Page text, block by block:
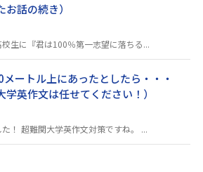
話の続き）
生に『君は100％第一志望に落ちる...
ートル上にあったとしたら・・・
学英作文は任せてください！）
！ 超難関大学英作文対策ですね。 ...